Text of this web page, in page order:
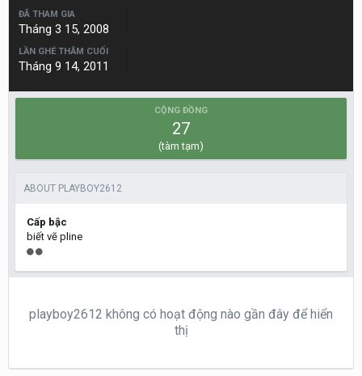
ĐÃ THAM GIA
Tháng 3 15, 2008
LẦN GHÉ THĂM CUỐI
Tháng 9 14, 2011
CỘNG ĐỒNG
27
(tàm tạm)
ABOUT PLAYBOY2612
Cấp bậc
biết vẽ pline
playboy2612 không có hoạt động nào gần đây để hiển
thị